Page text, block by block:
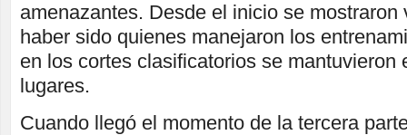
amenazantes. Desde el inicio se mostraron
haber sido quienes manejaron los
en los cortes clasificatorios se mantuvieron
lugares.
Cuando llegó el momento de la tercera